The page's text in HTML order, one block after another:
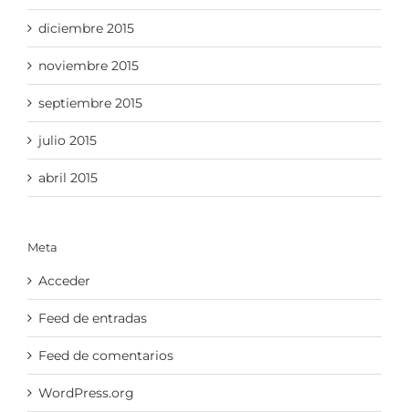
diciembre 2015
noviembre 2015
septiembre 2015
julio 2015
abril 2015
Meta
Acceder
Feed de entradas
Feed de comentarios
WordPress.org